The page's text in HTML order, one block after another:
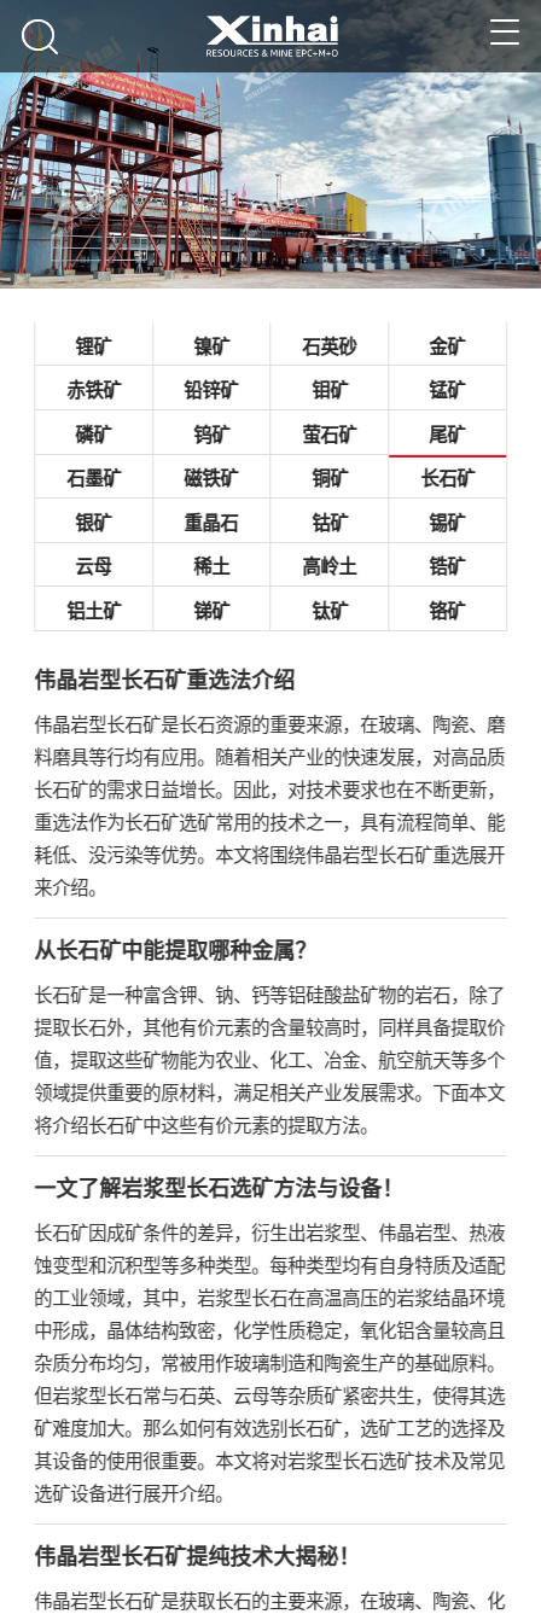
锂矿 镍矿 石英砂
金矿
赤铁矿
铅锌矿 钼矿
锰矿
磷矿
钨矿 萤石矿
尾矿
石墨矿
磁铁矿 铜矿
长石矿
银矿
重晶石 钴矿
锡矿
云母
稀土 高岭土
锆矿
铝土矿
锑矿 钛矿 铬矿
伟晶岩型长石矿重选法介绍
伟晶岩型长石矿是长石资源的重要来源，在玻璃、陶瓷、磨
料磨具等行均有应用。随着相关产业的快速发展，对高品质
长石矿的需求日益增长。因此，对技术要求也在不断更新，
重选法作为长石矿选矿常用的技术之一，具有流程简单、能
耗低、没污染等优势。本文将围绕伟晶岩型长石矿重选展开
来介绍。
从长石矿中能提取哪种金属？
长石矿是一种富含钾、钠、钙等铝硅酸盐矿物的岩石，除了
提取长石外，其他有价元素的含量较高时，同样具备提取价
值，提取这些矿物能为农业、化工、冶金、航空航天等多个
领域提供重要的原材料，满足相关产业发展需求。下面本文
将介绍长石矿中这些有价元素的提取方法。
一文了解岩浆型长石选矿方法与设备！
长石矿因成矿条件的差异，衍生出岩浆型、伟晶岩型、热液
蚀变型和沉积型等多种类型。每种类型均有自身特质及适配
的工业领域，其中，岩浆型长石在高温高压的岩浆结晶环境
中形成，晶体结构致密，化学性质稳定，氧化铝含量较高且
杂质分布均匀，常被用作玻璃制造和陶瓷生产的基础原料。
但岩浆型长石常与石英、云母等杂质矿紧密共生，使得其选
矿难度加大。那么如何有效选别长石矿，选矿工艺的选择及
其设备的使用很重要。本文将对岩浆型长石选矿技术及常见
选矿设备进行展开介绍。
伟晶岩型长石矿提纯技术大揭秘！
伟晶岩型长石矿是获取长石的主要来源，在玻璃、陶瓷、化